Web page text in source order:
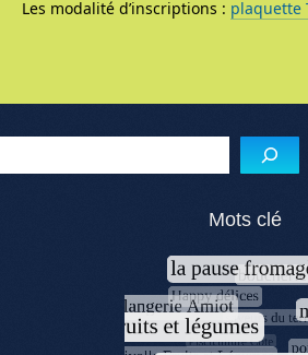
Les modalité d’inscriptions : plaquette
Menu de
Mots clé